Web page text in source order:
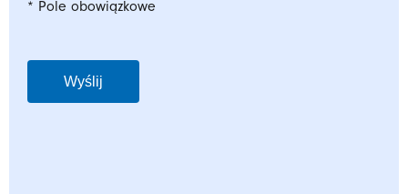
* Pole obowiązkowe
Wyślij